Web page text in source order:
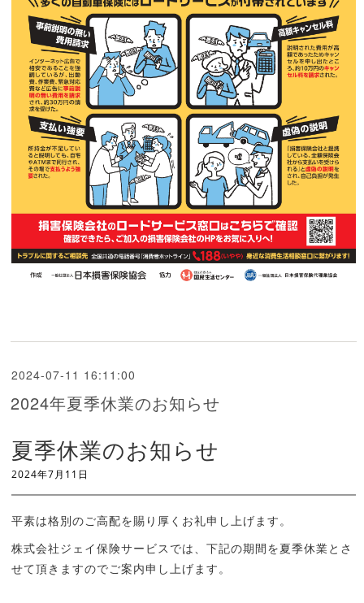
2024-07-11 16:11:00
2024年夏季休業のお知らせ
夏季休業のお知らせ
2024年7月11日
平素は格別のご高配を賜り厚くお礼申し上げます。
株式会社ジェイ保険サービスでは、下記の期間を夏季休業とさ
せて頂きますのでご案内申し上げます。